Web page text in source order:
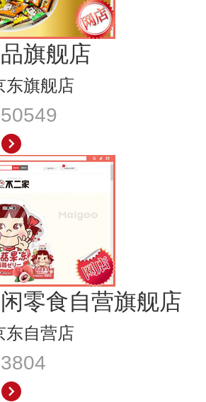
旗舰店
东旗舰店
零食自营旗舰店
东自营店